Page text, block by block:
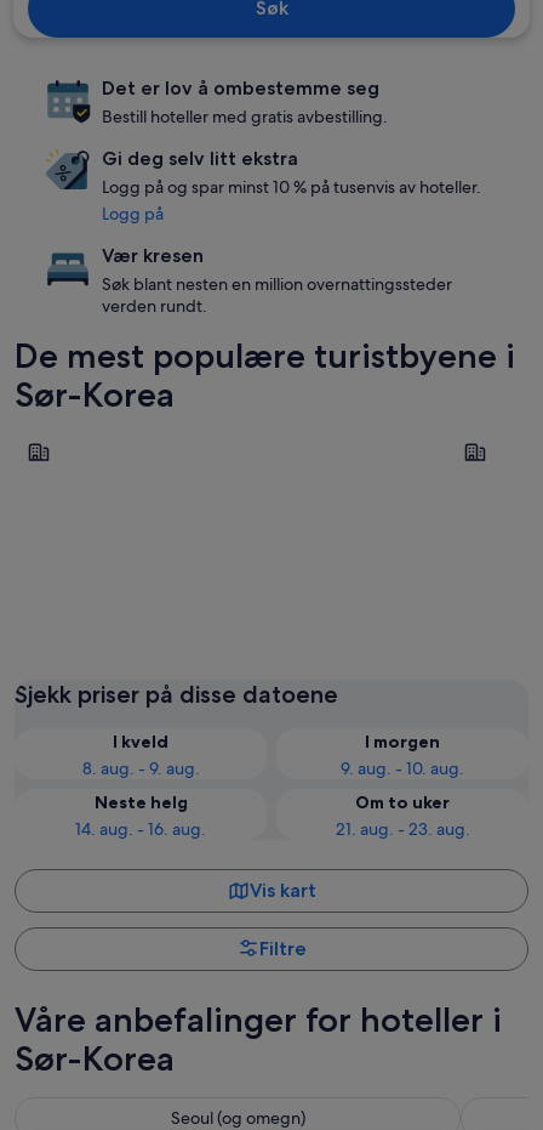
Søk
Det er lov å ombestemme seg
Bestill hoteller med gratis avbestilling.
Gi deg selv litt ekstra
Logg på og spar minst 10 % på tusenvis av hoteller.
Logg på
Vær kresen
Søk blant nesten en million overnattingssteder
verden rundt.
De mest populære turistbyene i
Sør-Korea
Seoul
Seoul
Sjekk priser på disse datoene
I kveld
8. aug. - 9. aug.
I morgen
9. aug. - 10. aug.
Neste helg
14. aug. - 16. aug.
Om to uker
21. aug. - 23. aug.
Vis kart
Filtre
Våre anbefalinger for hoteller i
Sør-Korea
Seoul (og omegn)